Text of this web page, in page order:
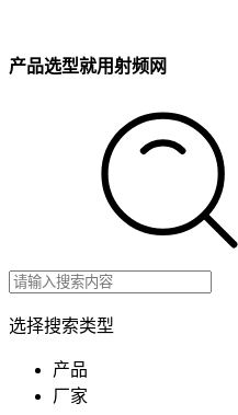
产品选型就用射频网
选择搜索类型
产品
厂家